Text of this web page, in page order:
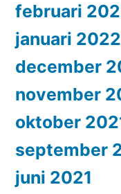
februari
januari 2022
december
november
oktober
september
juni 2021